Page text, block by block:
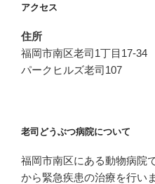
アクセス
住所
福岡市南区老司1丁目17-34
パークヒルズ老司107
老司どうぶつ病院について
福岡市南区にある動物病院
から緊急疾患の治療を行い